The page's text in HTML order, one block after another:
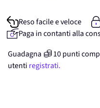
Reso facile e veloce
Paga in contanti alla
Guadagna
10punti
utenti registrati.